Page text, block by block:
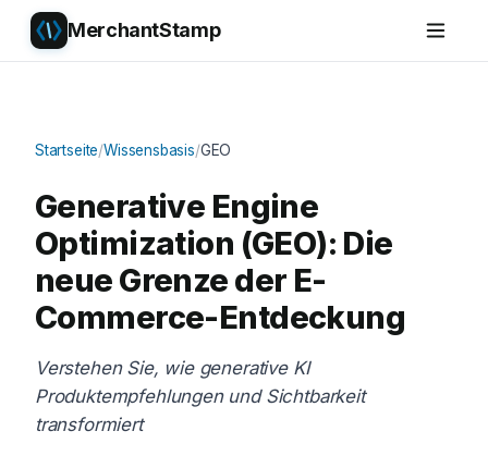
MerchantStamp
Startseite/Wissensbasis/GEO
Generative Engine
Optimization (GEO): Die
neue Grenze der E-
Commerce-Entdeckung
Verstehen Sie, wie generative KI
Produktempfehlungen und Sichtbarkeit
transformiert